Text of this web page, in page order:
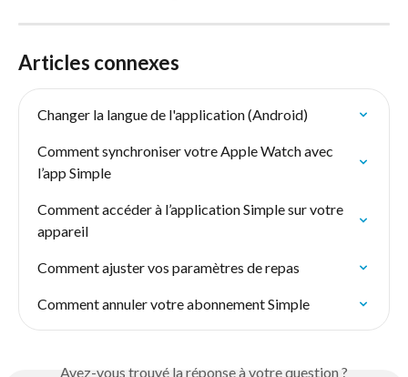
Articles connexes
Changer la langue de l'application (Android)
Comment synchroniser votre Apple Watch avec
l’app Simple
Comment accéder à l’application Simple sur votre
appareil
Comment ajuster vos paramètres de repas
Comment annuler votre abonnement Simple
Avez-vous trouvé la réponse à votre question ?